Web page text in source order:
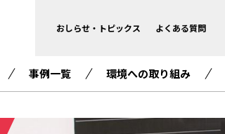
おしらせ・トピックス よくある質問
事例一覧 環境への取り組み